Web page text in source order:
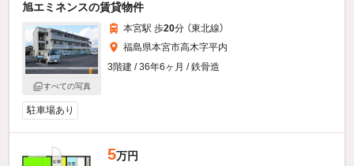
旭エミネンスの賃貸物件
すべての写真
本宮駅 歩20分 （東北線）
福島県本宮市高木字平内
3階建 / 36年6ヶ月 / 鉄骨造
駐車場あり
5万円